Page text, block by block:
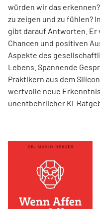
würden wir das
zu zeigen und zu fühlen?
gibt darauf Antworten.
Chancen und positiven
Aspekte des
Lebens. Spannende
Praktikern aus dem
wertvolle neue
unentbehrlicher KI-